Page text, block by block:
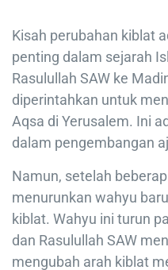
Kisah perubahan kiblat
penting dalam sejarah
Rasulullah SAW ke
diperintahkan untuk
Aqsa di Yerusalem. Ini
dalam pengembangan
Namun, setelah
menurunkan wahyu
kiblat. Wahyu ini turun
dan Rasulullah SAW
mengubah arah kiblat